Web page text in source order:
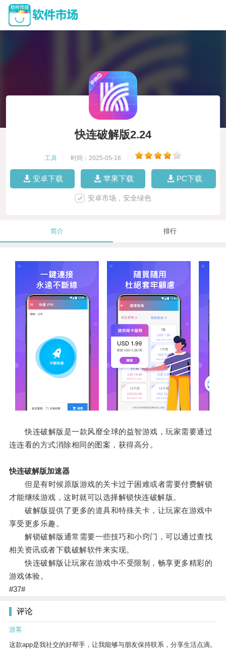
快连破解版2.24
工具 时间：2025-05-16
安卓下载 苹果下载 PC下载
安卓市场，安全绿色
简介 排行
快连破解版是一款风靡全球的益智游戏，玩家需要通过
连连看的方式消除相同的图案，获得高分。
快连破解版加速器
但是有时候原版游戏的关卡过于困难或者需要付费解锁
才能继续游戏，这时就可以选择解锁快连破解版。
破解版提供了更多的道具和特殊关卡，让玩家在游戏中
享受更多乐趣。
解锁破解版通常需要一些技巧和小窍门，可以通过查找
相关资讯或者下载破解软件来实现。
快连破解版让玩家在游戏中不受限制，畅享更多精彩的
游戏体验。
#37#
评论
游客
这款app是我社交的好帮手，让我能够与朋友保持联系，分享生活点滴。